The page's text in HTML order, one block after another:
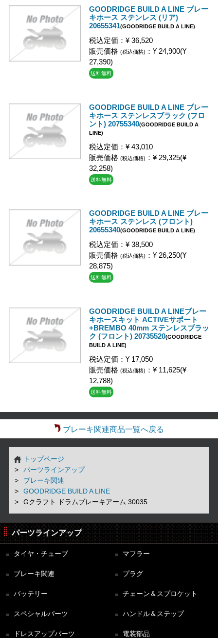
GOODRIDGE BUILD A LINE ブレー
キホース ステンレス (リア)
20655341(GOODRIDGE BUILD A LINE)
税込定価：¥ 36,520
販売価格 (税込価格) ：¥ 24,900(¥
27,390)
送料無料
GOODRIDGE BUILD A LINE ブレー
キホース ステンレスブラック (フロ
ント) 20755340(GOODRIDGE BUILD A
LINE)
税込定価：¥ 43,010
販売価格 (税込価格) ：¥ 29,325(¥
32,258)
送料無料
GOODRIDGE BUILD A LINE ブレー
キホース ステンレス (フロント)
20655340(GOODRIDGE BUILD A LINE)
税込定価：¥ 38,500
販売価格 (税込価格) ：¥ 26,250(¥
28,875)
送料無料
GOODRIDGE BUILD A LINEブレー
キホースキット ACTIVEサポート
+BREMBO 40mm ステンレスブラッ
ク (フロント) 20735520(GOODRIDGE
BUILD A LINE)
税込定価：¥ 17,050
販売価格 (税込価格) ：¥ 11,625(¥
12,788)
送料無料
ブレーキ関連商品一覧へ戻る
トップページ
パーツラインアップ
ブレーキ関連
GOODRIDGE BUILD A LINE
Gクラフト ドラムブレーキアーム 30035
パーツラインアップ
タイヤ・チューブ マフラー
ブレーキ関連 プラグ
バッテリー チェーン＆スプロケット
スペシャルパーツ ハンドル＆ステップ
ドレスアップパーツ 電装部品